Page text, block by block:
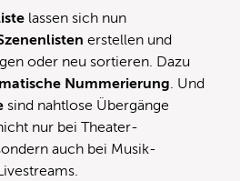
lassen sich nun
erstellen und
oder neu sortieren. Dazu
Nummerierung. Und
sind nahtlose Übergänge
nur bei Theater-
auch bei Musik-